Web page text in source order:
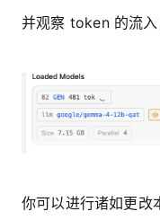
并观察 token 的流入
你可以进行诸如更改